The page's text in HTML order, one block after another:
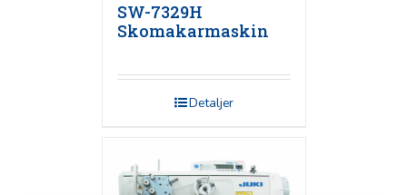
SW-7329H
Skomakarmaskin
Detaljer